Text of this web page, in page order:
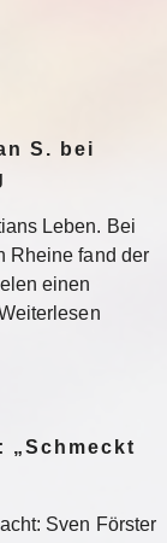
S. bei
Leben. Bei
Rheine fand der
einen
„Schmeckt
Sven Förster